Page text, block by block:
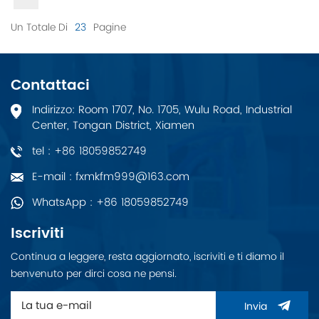
Un Totale Di 23 Pagine
Contattaci
Indirizzo: Room 1707, No. 1705, Wulu Road, Industrial
Center, Tongan District, Xiamen
tel : +86 18059852749
E-mail : fxmkfm999@163.com
WhatsApp : +86 18059852749
Iscriviti
Continua a leggere, resta aggiornato, iscriviti e ti diamo il
benvenuto per dirci cosa ne pensi.
Invia